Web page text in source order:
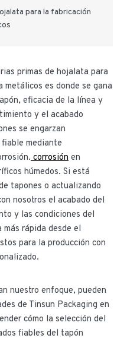
para la fabricación
primas de hojalata para
es donde se gana
eficacia de la línea y
y el acabado
se engarzan
mediante
corrosión en
húmedos. Si está
tapones o actualizando
nosotros el acabado del
y las condiciones del
rápida desde el
para la producción con
nuestro enfoque, pueden
de Tinsun Packaging en
cómo la selección del
fiables del tapón